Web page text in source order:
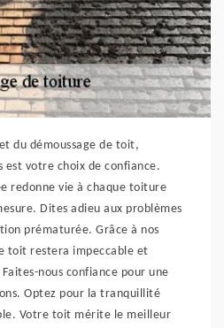
du démoussage de toit,
est votre choix de confiance.
redonne vie à chaque toiture
Dites adieu aux problèmes
prématurée. Grâce à nos
toit restera impeccable et
nous confiance pour une
Optez pour la tranquillité
Votre toit mérite le meilleur